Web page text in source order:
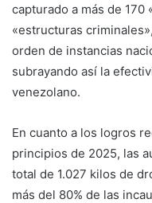
capturado a más de 170
«estructuras
orden de instancias
subrayando así la
venezolano.
En cuanto a los logros
principios de 2025, las
total de 1.027 kilos de
más del 80% de las